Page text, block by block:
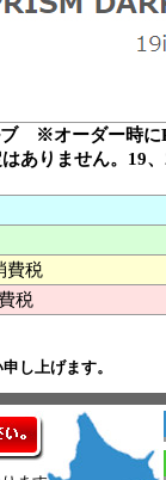
※オーダー時に
ありません。19
費税
税
し上げます。